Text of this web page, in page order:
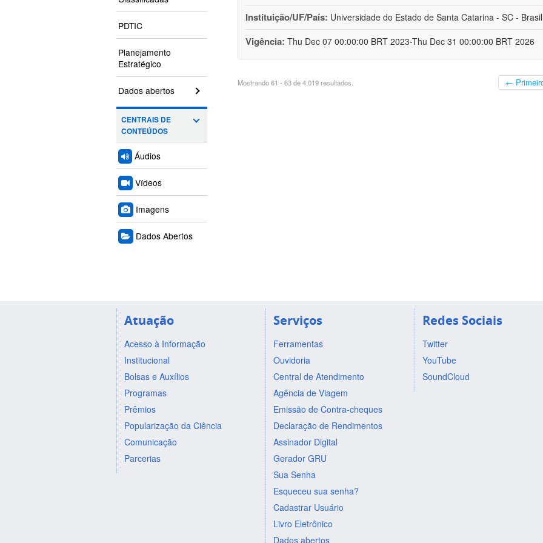
PDTIC
Planejamento
Estratégico
Dados abertos
CENTRAIS DE
CONTEÚDOS
Áudios
Vídeos
Imagens
Dados Abertos
Instituição/UF/País: Universidade do Estado de Santa Catarina - SC - Brasil
Vigência: Thu Dec 07 00:00:00 BRT 2023-Thu Dec 31 00:00:00 BRT 2026
Mostrando 61 - 63 de 4.019 resultados. ←
Atuação
Acesso à Informação
Institucional
Bolsas e Auxílios
Programas
Prêmios
Popularização da Ciência
Comunicação
Parcerias
Serviços
Ferramentas
Ouvidoria
Central de Atendimento
Agência de Viagem
Emissão de Contra-cheques
Declaração de Rendimentos
Assinador Digital
Gerador GRU
Sua Senha
Esqueceu sua senha?
Cadastrar Usuário
Livro Eletrônico
Dados abertos
Redes Sociais
Twitter
YouTube
SoundCloud